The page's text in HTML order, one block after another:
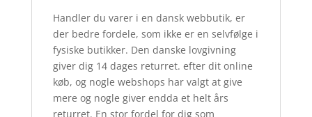
Handler du varer i en dansk webbutik, er
der bedre fordele, som ikke er en selvfølge i
fysiske butikker. Den danske lovgivning
giver dig 14 dages returret. efter dit online
køb, og nogle webshops har valgt at give
mere og nogle giver endda et helt års
returret. En stor fordel for dig som